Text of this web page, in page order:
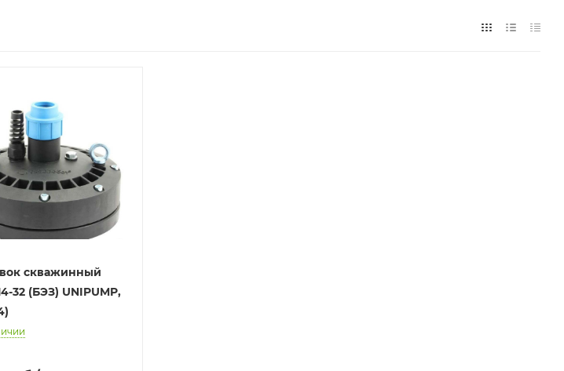
скважинный
32 (БЭЗ) UNIPUMP,